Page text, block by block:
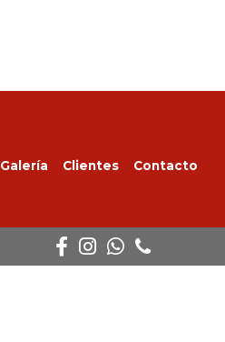
Galería Clientes Contacto